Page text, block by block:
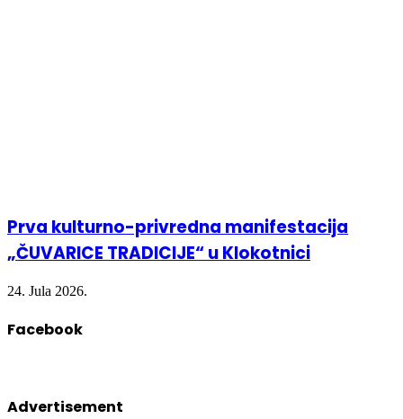
Prva kulturno-privredna manifestacija
„ČUVARICE TRADICIJE“ u Klokotnici
24. Jula 2026.
Facebook
Advertisement